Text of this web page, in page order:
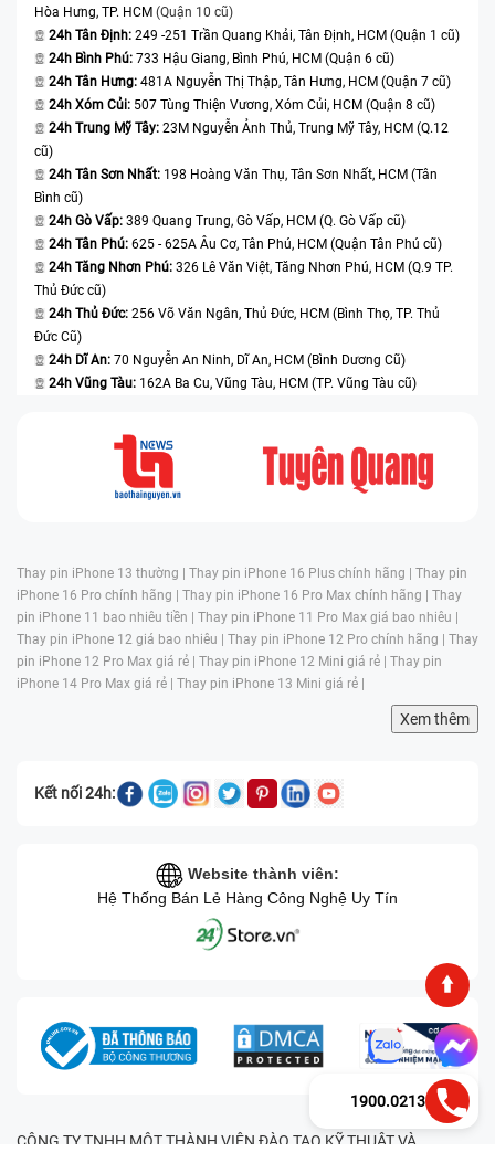
Hòa Hưng, TP. HCM (Quận 10 cũ)
24h Tân Định: 249 -251 Trần Quang Khải, Tân Định, HCM (Quận 1 cũ)
24h Bình Phú: 733 Hậu Giang, Bình Phú, HCM (Quận 6 cũ)
24h Tân Hưng: 481A Nguyễn Thị Thập, Tân Hưng, HCM (Quận 7 cũ)
24h Xóm Củi: 507 Tùng Thiện Vương, Xóm Củi, HCM (Quận 8 cũ)
24h Trung Mỹ Tây: 23M Nguyễn Ảnh Thủ, Trung Mỹ Tây, HCM (Q.12
cũ)
24h Tân Sơn Nhất: 198 Hoàng Văn Thụ, Tân Sơn Nhất, HCM (Tân
Bình cũ)
24h Gò Vấp: 389 Quang Trung, Gò Vấp, HCM (Q. Gò Vấp cũ)
24h Tân Phú: 625 - 625A Âu Cơ, Tân Phú, HCM (Quận Tân Phú cũ)
24h Tăng Nhơn Phú: 326 Lê Văn Việt, Tăng Nhơn Phú, HCM (Q.9 TP.
Thủ Đức cũ)
24h Thủ Đức: 256 Võ Văn Ngân, Thủ Đức, HCM (Bình Thọ, TP. Thủ
Đức Cũ)
24h Dĩ An: 70 Nguyễn An Ninh, Dĩ An, HCM (Bình Dương Cũ)
24h Vũng Tàu: 162A Ba Cu, Vũng Tàu, HCM (TP. Vũng Tàu cũ)
Thay pin iPhone 13 thường | Thay pin iPhone 16 Plus chính hãng | Thay pin
iPhone 16 Pro chính hãng | Thay pin iPhone 16 Pro Max chính hãng | Thay
pin iPhone 11 bao nhiêu tiền | Thay pin iPhone 11 Pro Max giá bao nhiêu |
Thay pin iPhone 12 giá bao nhiêu | Thay pin iPhone 12 Pro chính hãng | Thay
pin iPhone 12 Pro Max giá rẻ | Thay pin iPhone 12 Mini giá rẻ | Thay pin
iPhone 14 Pro Max giá rẻ | Thay pin iPhone 13 Mini giá rẻ |
Xem thêm
Kết nối 24h:
Website thành viên:
Hệ Thống Bán Lẻ Hàng Công Nghệ Uy Tín
CÔNG TY TNHH MỘT THÀNH VIÊN ĐÀO TẠO KỸ THUẬT VÀ
1900.0213